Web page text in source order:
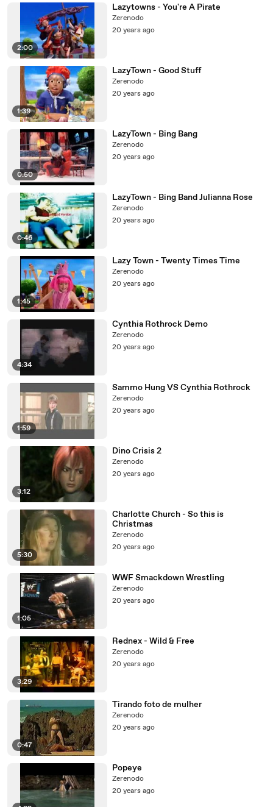
2:00
Lazytowns - You're A Pirate
Zerenodo
20 years ago
1:39
LazyTown - Good Stuff
Zerenodo
20 years ago
0:50
LazyTown - Bing Bang
Zerenodo
20 years ago
0:46
LazyTown - Bing Band Julianna Rose
Zerenodo
20 years ago
1:45
Lazy Town - Twenty Times Time
Zerenodo
20 years ago
4:34
Cynthia Rothrock Demo
Zerenodo
20 years ago
1:59
Sammo Hung VS Cynthia Rothrock
Zerenodo
20 years ago
3:12
Dino Crisis 2
Zerenodo
20 years ago
5:30
Charlotte Church - So this is
Christmas
Zerenodo
20 years ago
1:05
WWF Smackdown Wrestling
Zerenodo
20 years ago
3:29
Rednex - Wild & Free
Zerenodo
20 years ago
0:47
Tirando foto de mulher
Zerenodo
20 years ago
Popeye
Zerenodo
20 years ago